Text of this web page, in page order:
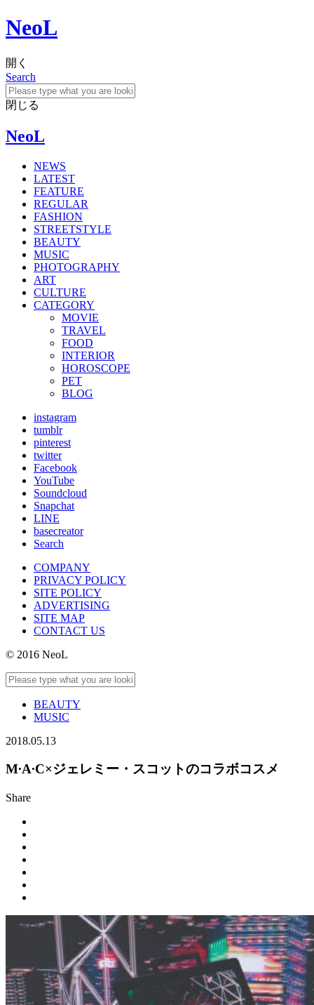
NeoL
開く
Search
閉じる
NeoL
NEWS
LATEST
FEATURE
REGULAR
FASHION
STREETSTYLE
BEAUTY
MUSIC
PHOTOGRAPHY
ART
CULTURE
CATEGORY
MOVIE
TRAVEL
FOOD
INTERIOR
HOROSCOPE
PET
BLOG
instagram
tumblr
pinterest
twitter
Facebook
YouTube
Soundcloud
Snapchat
LINE
basecreator
Search
COMPANY
PRIVACY POLICY
SITE POLICY
ADVERTISING
SITE MAP
CONTACT US
© 2016 NeoL
BEAUTY
MUSIC
2018.05.13
M∙A∙C×ジェレミー・スコットのコラボコスメ
Share